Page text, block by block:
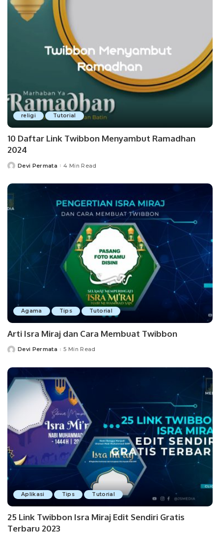
religi Tutorial
10 Daftar Link Twibbon Menyambut Ramadhan
2024
PostedDevi Permata 4 Min Read
Agama Tips Tutorial
Arti Isra Miraj dan Cara Membuat Twibbon
PostedDevi Permata 5 Min Read
Aplikasi Tips Tutorial
25 Link Twibbon Isra Miraj Edit Sendiri Gratis
Terbaru 2023